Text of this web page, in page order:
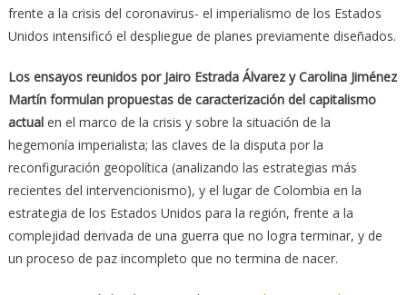
frente a la crisis del coronavirus- el imperialismo de los Estados
Unidos intensificó el despliegue de planes previamente diseñados.
Los ensayos reunidos por Jairo Estrada Álvarez y Carolina Jiménez
Martín formulan propuestas de caracterización del capitalismo
actualen el marco de la crisis y sobre la situación de la
hegemonía imperialista; las claves de la disputa por la
reconfiguración geopolítica (analizando las estrategias más
recientes del intervencionismo), y el lugar de Colombia en la
estrategia de los Estados Unidos para la región, frente a la
complejidad derivada de una guerra que no logra terminar, y de
un proceso de paz incompleto que no termina de nacer.